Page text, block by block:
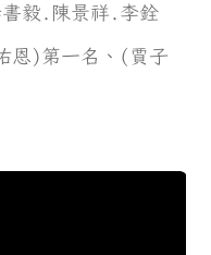
毅.陳景祥.李銓
恩)第一名、(賈子